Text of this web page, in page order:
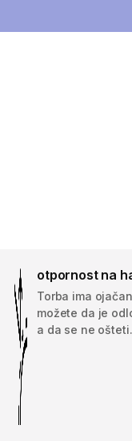
otpornost na
Torba ima
možete da je
a da se ne ošteti.